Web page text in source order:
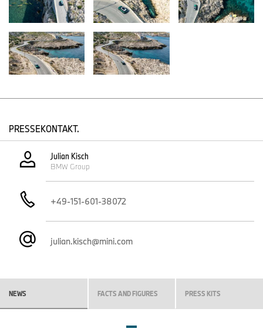
PRESSEKONTAKT.
Julian Kisch
BMW Group
+49-151-601-38072
julian.kisch@mini.com
NEWS FACTS AND FIGURES PRESS KITS